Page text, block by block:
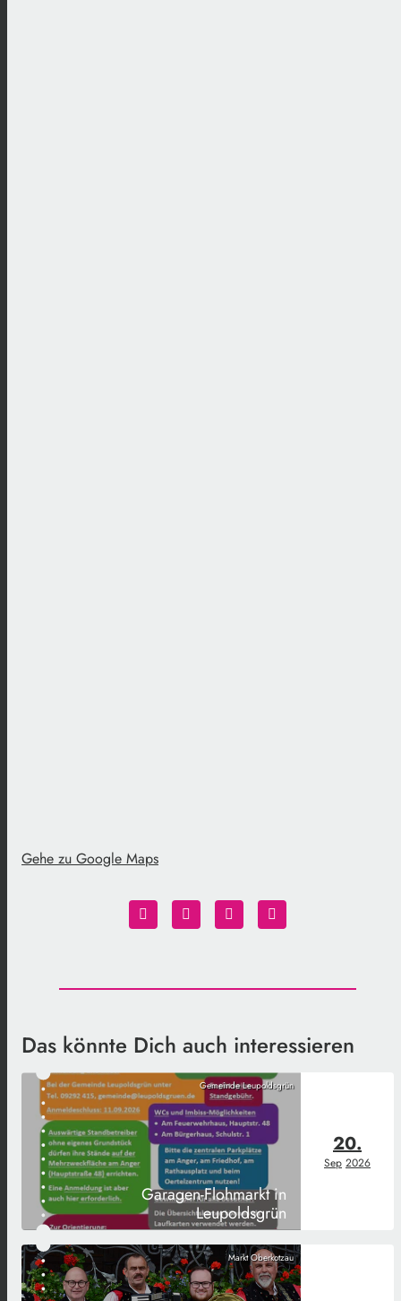
Gehe zu Google Maps
Das könnte Dich auch interessieren
Gemeinde Leupoldsgrün
Garagen-Flohmarkt in
Leupoldsgrün
20.
Sep 2026
Markt Oberkotzau